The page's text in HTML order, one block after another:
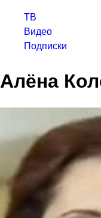
ТВ
Видео
Подписки
Алёна